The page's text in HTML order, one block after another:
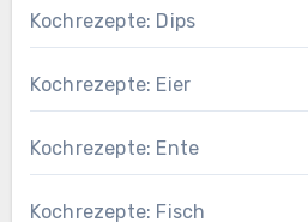
Kochrezepte: Dips
Kochrezepte: Eier
Kochrezepte: Ente
Kochrezepte: Fisch